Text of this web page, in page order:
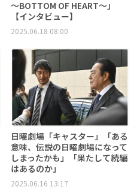
～BOTTOM OF HEART～」
【インタビュー】
2025.06.18 08:00
日曜劇場「キャスター」「ある
意味、伝説の日曜劇場になって
しまったかも」「果たして続編
はあるのか」
2025.06.16 13:17